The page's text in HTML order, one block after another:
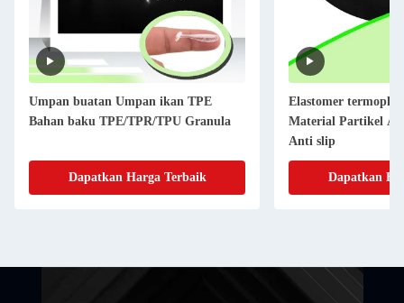
Umpan buatan Umpan ikan TPE
Bahan baku TPE/TPR/TPU Granula
Dapatkan Harga Terbaik
Elastomer
Material Partikel
Anti slip
Dapatkan